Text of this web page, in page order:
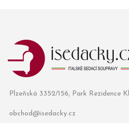
Plzeňská 3352/156, Park Rezidence
obchod@isedacky.cz